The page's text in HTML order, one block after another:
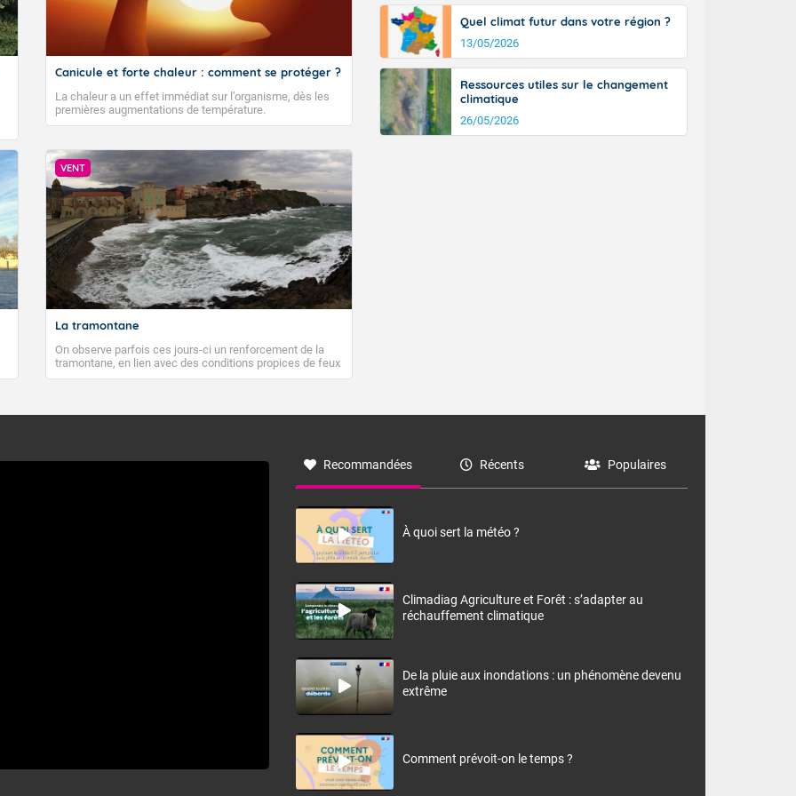
Canicule et forte chaleur : comment se protéger ?
La chaleur a un effet immédiat sur l’organisme, dès les
premières augmentations de température.
VENT
La tramontane
On observe parfois ces jours-ci un renforcement de la
tramontane, en lien avec des conditions propices de feux
de forêt. Mais qu'est-ce que la tramontane ? Quelles sont
à nord-ouest, dans un secteur qui part du Roussillon à la
monts, en allusion aux régions montagneuses d’où
Quel climat futur dans votre région ?
13/05/2026
Ressources utiles sur le changement
climatique
26/05/2026
Recommandées Récents Populaires
À quoi sert la météo ?
Climadiag Agriculture et Forêt : s’adapter au
réchauffement climatique
De la pluie aux inondations : un phénomène devenu
extrême
Comment prévoit-on le temps ?